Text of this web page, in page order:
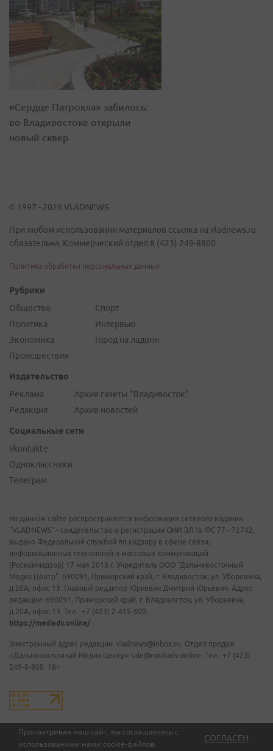
Просматривая наш сайт, вы соглашаетесь с
использованием нами cookie-файлов.
СОГЛАСЕН
«Сердце Патрокла» забилось:
во Владивостоке открыли
новый сквер
© 1997 - 2026 VLADNEWS
При любом использовании материалов ссылка на vladnews.ru
обязательна. Коммерческий отдел 8 (423) 249-8800
Политика обработки персональных данных
Рубрики
Общество
Политика
Экономика
Происшествия
Спорт
Интервью
Город на ладони
Издательство
Реклама
Редакция
Архив газеты "Владивосток"
Архив новостей
Социальные сети
vkontakte
Одноклассники
Телеграм
На данном сайте распространяется информация сетевого издания
"VLADNEWS" - свидетельство о регистрации СМИ ЭЛ № ФС 77 - 72742,
выдано Федеральной службой по надзору в сфере связи,
информационных технологий и массовых коммуникаций
(Роскомнадзор) 17 мая 2018 г. Учредитель ООО "Дальневосточный
Медиа Центр". 690091, Приморский край, г. Владивосток, ул. Уборевича,
д.20А, офис 13. Главный редактор Юркевич Дмитрий Юрьевич. Адрес
редакции: 690091, Приморский край, г. Владивосток, ул. Уборевича,
д.20А, офис 13. Тел.: +7 (423) 2-415-600.
https://mediadv.online/
Электронный адрес редакции: vladnews@inbox.ru. Отдел продаж
«Дальневосточный Медиа Центр» sale@mediadv.online. Тел.: +7 (423)
249-8-800. 18+